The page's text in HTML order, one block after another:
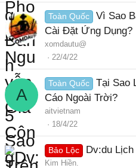
Toàn Quốc
Vì Sao
Cài Đặt Ứng Dụng?
xomdautu@
22/4/22
A
Toàn Quốc
Tại Sao
Cáo Ngoài Trời?
aitvietnam
18/4/22
Bảo Lộc Dv:du Lịch
Kim Hiền.